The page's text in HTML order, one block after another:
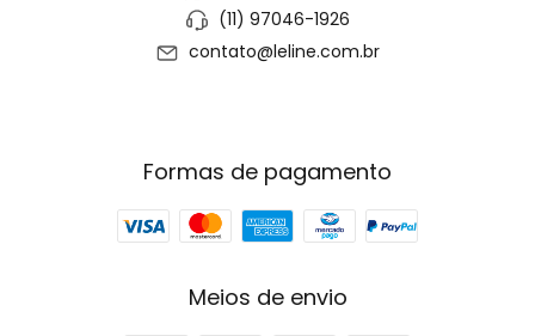
(11) 97046-1926
contato@leline.com.br
Formas de pagamento
Meios de envio